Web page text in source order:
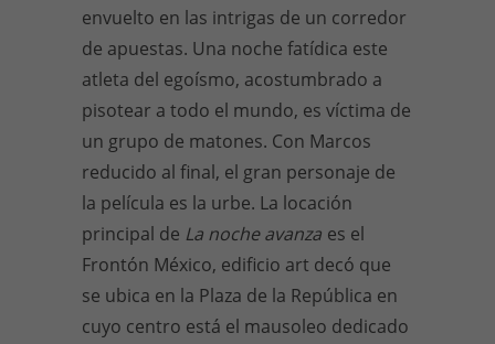
envuelto en las intrigas de un corredor
de apuestas. Una noche fatídica este
atleta del egoísmo, acostumbrado a
pisotear a todo el mundo, es víctima de
un grupo de matones. Con Marcos
reducido al final, el gran personaje de
la película es la urbe. La locación
principal de La noche avanza es el
Frontón México, edificio art decó que
se ubica en la Plaza de la República en
cuyo centro está el mausoleo dedicado